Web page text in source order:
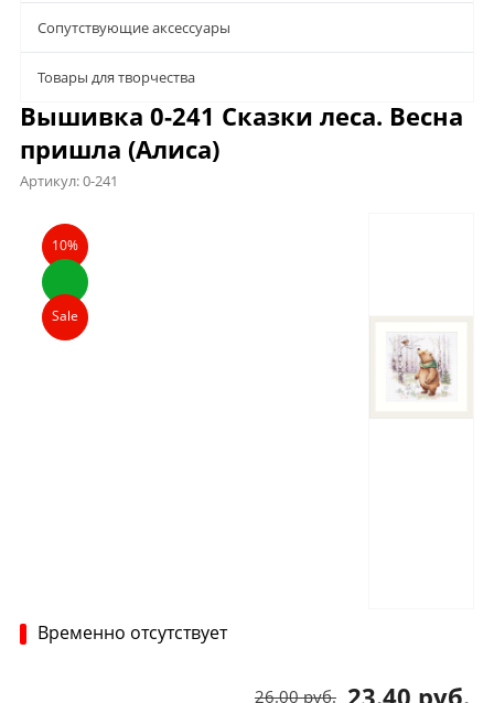
Сопутствующие аксессуары
Товары для творчества
Вышивка 0-241 Сказки леса. Весна
пришла (Алиса)
Артикул:0-241
Описание
10%
Sale
Временно отсутствует
26.00 руб.